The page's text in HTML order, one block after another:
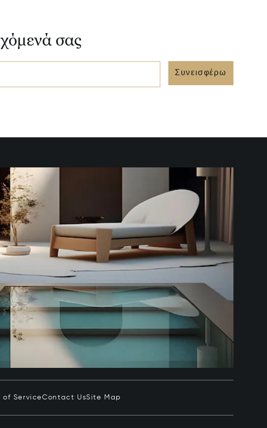
σας
Συνεισφέρω
of ServiceContact UsSite Map